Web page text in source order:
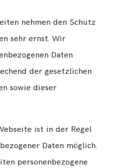
nehmen den Schutz
sehr ernst. Wir
Daten
der gesetzlichen
sowie dieser
ist in der Regel
Daten möglich.
personenbezogene